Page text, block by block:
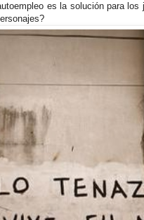
es la solución para